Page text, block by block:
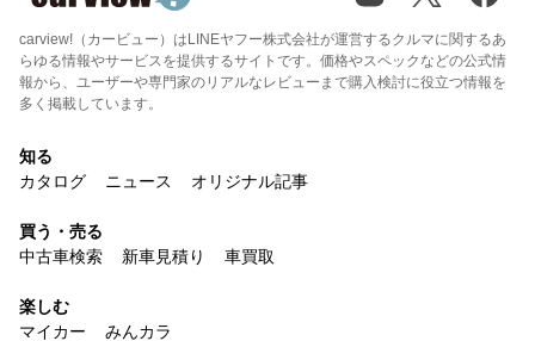
carview!（カービュー）はLINEヤフー株式会社が運営するクルマに関するあ
らゆる情報やサービスを提供するサイトです。価格やスペックなどの公式情
報から、ユーザーや専門家のリアルなレビューまで購入検討に役立つ情報を
多く掲載しています。
知る
カタログ
ニュース オリジナル記事
買う・売る
中古車検索
新車見積り 車買取
楽しむ
マイカー
みんカラ